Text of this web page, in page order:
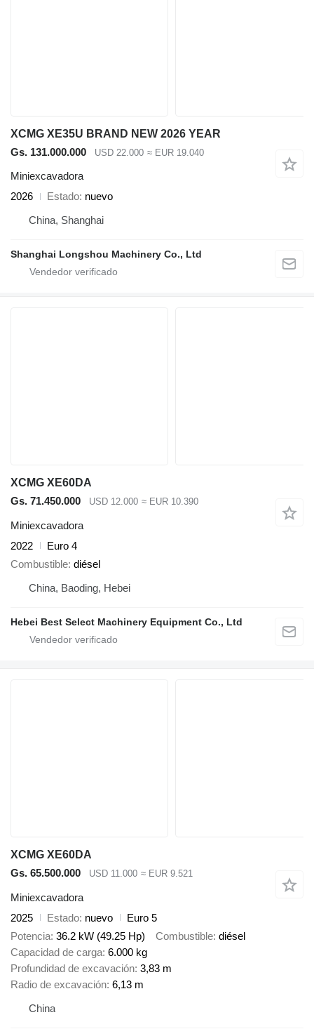
XCMG XE35U BRAND NEW 2026 YEAR
Gs. 131.000.000
USD 22.000 ≈ EUR 19.040
Miniexcavadora
2026
Estado nuevo
China, Shanghai
Shanghai Longshou Machinery Co., Ltd
XCMG XE60DA
Gs. 71.450.000
USD 12.000 ≈ EUR 10.390
Miniexcavadora
2022
Euro 4
Combustible diésel
China, Baoding, Hebei
Hebei Best Select Machinery Equipment Co., Ltd
XCMG XE60DA
Gs. 65.500.000
USD 11.000 ≈ EUR 9.521
Miniexcavadora
2025
Estado nuevo
Euro 5
Potencia 36.2 kW (49.25 Hp) Combustible diésel
Capacidad de carga 6.000 kg
Profundidad de excavación 3,83 m
Radio de excavación 6,13 m
China